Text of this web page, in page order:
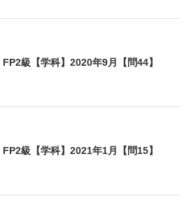
FP2級【学科】2020年9月【問44】
FP2級【学科】2021年1月【問15】